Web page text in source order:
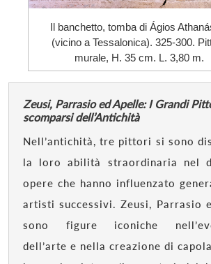
Il banchetto, tomba di Ágios
(vicino a Tessalonica). 325-300.
murale, H. 35 cm. L. 3,80 m.
Zeusi, Parrasio ed Apelle: I Grandi
scomparsi dell’Antichità
Nell’antichità, tre pittori si sono
la loro abilità straordinaria nel
opere che hanno influenzato
artisti successivi. Zeusi, Parrasio
sono figure iconiche
dell’arte e nella creazione di